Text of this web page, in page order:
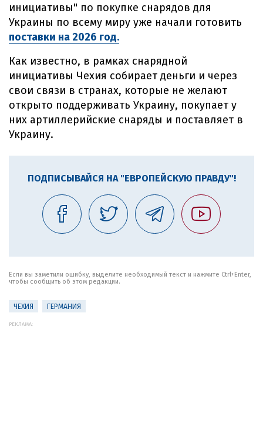
инициативы" по покупке снарядов для
Украины по всему миру уже начали готовить
поставки на 2026 год.
Как известно, в рамках снарядной
инициативы Чехия собирает деньги и через
свои связи в странах, которые не желают
открыто поддерживать Украину, покупает у
них артиллерийские снаряды и поставляет в
Украину.
ПОДПИСЫВАЙСЯ НА "ЕВРОПЕЙСКУЮ ПРАВДУ"!
Если вы заметили ошибку, выделите необходимый текст и нажмите Ctrl+Enter,
чтобы сообщить об этом редакции.
ЧЕХИЯ ГЕРМАНИЯ
РЕКЛАМА: